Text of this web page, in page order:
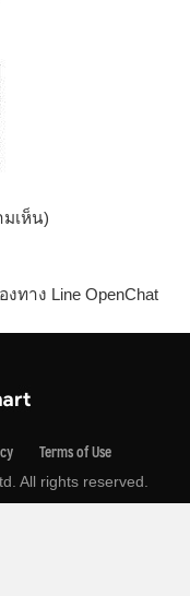
เห็น)
าง Line OpenChat
Terms of Use
All rights reserved.